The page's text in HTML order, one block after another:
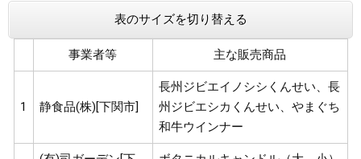
表のサイズを切り替える
事業者等 主な販売商品
1 静食品(株)[下関市]
長州ジビエイノシシくんせい、長
州ジビエシカくんせい、やまぐち
和牛ウインナー